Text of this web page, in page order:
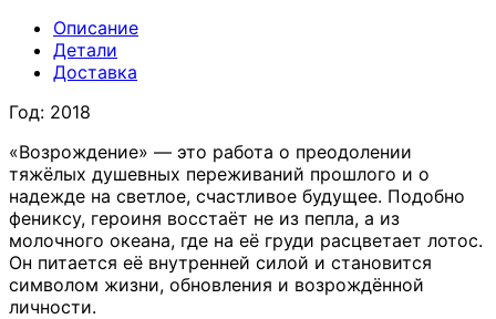
Описание
Детали
Доставка
Год: 2018
«Возрождение» — это работа о преодолении
тяжёлых душевных переживаний прошлого и о
надежде на светлое, счастливое будущее. Подобно
фениксу, героиня восстаёт не из пепла, а из
молочного океана, где на её груди расцветает лотос.
Он питается её внутренней силой и становится
символом жизни, обновления и возрождённой
личности.